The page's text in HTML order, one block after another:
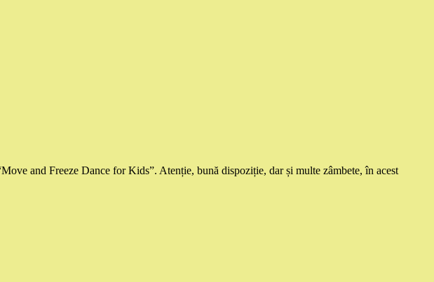
and Freeze Dance for Kids”. Atenție, bună dispoziție, dar și multe zâmbete, în acest